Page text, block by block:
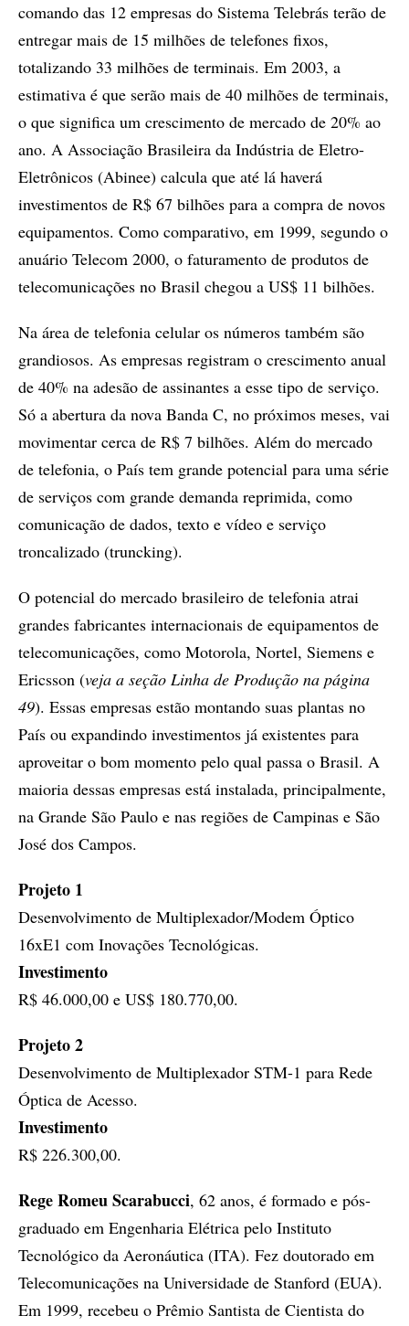
comando das 12 empresas do Sistema Telebrás terão de
entregar mais de 15 milhões de telefones fixos,
totalizando 33 milhões de terminais. Em 2003, a
estimativa é que serão mais de 40 milhões de terminais,
o que significa um crescimento de mercado de 20% ao
ano. A Associação Brasileira da Indústria de Eletro-
Eletrônicos (Abinee) calcula que até lá haverá
investimentos de R$ 67 bilhões para a compra de novos
equipamentos. Como comparativo, em 1999, segundo o
anuário Telecom 2000, o faturamento de produtos de
telecomunicações no Brasil chegou a US$ 11 bilhões.
Na área de telefonia celular os números também são
grandiosos. As empresas registram o crescimento anual
de 40% na adesão de assinantes a esse tipo de serviço.
Só a abertura da nova Banda C, no próximos meses, vai
movimentar cerca de R$ 7 bilhões. Além do mercado
de telefonia, o País tem grande potencial para uma série
de serviços com grande demanda reprimida, como
comunicação de dados, texto e vídeo e serviço
troncalizado (truncking).
O potencial do mercado brasileiro de telefonia atrai
grandes fabricantes internacionais de equipamentos de
telecomunicações, como Motorola, Nortel, Siemens e
Ericsson (veja a seção Linha de Produção na página
49). Essas empresas estão montando suas plantas no
País ou expandindo investimentos já existentes para
aproveitar o bom momento pelo qual passa o Brasil. A
maioria dessas empresas está instalada, principalmente,
na Grande São Paulo e nas regiões de Campinas e São
José dos Campos.
Projeto 1
Desenvolvimento de Multiplexador/Modem Óptico
16xE1 com Inovações Tecnológicas.
Investimento
R$ 46.000,00 e US$ 180.770,00.
Projeto 2
Desenvolvimento de Multiplexador STM-1 para Rede
Óptica de Acesso.
Investimento
R$ 226.300,00.
Rege Romeu Scarabucci, 62 anos, é formado e pós-
graduado em Engenharia Elétrica pelo Instituto
Tecnológico da Aeronáutica (ITA). Fez doutorado em
Telecomunicações na Universidade de Stanford (EUA).
Em 1999, recebeu o Prêmio Santista de Cientista do